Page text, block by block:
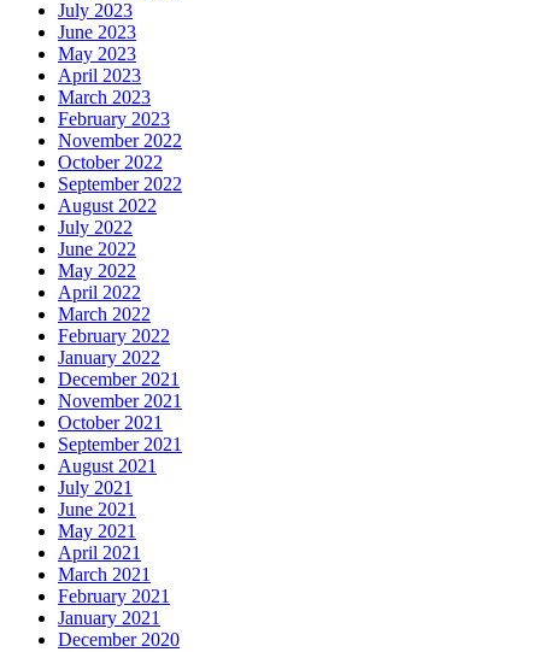
July 2023
June 2023
May 2023
April 2023
March 2023
February 2023
November 2022
October 2022
September 2022
August 2022
July 2022
June 2022
May 2022
April 2022
March 2022
February 2022
January 2022
December 2021
November 2021
October 2021
September 2021
August 2021
July 2021
June 2021
May 2021
April 2021
March 2021
February 2021
January 2021
December 2020